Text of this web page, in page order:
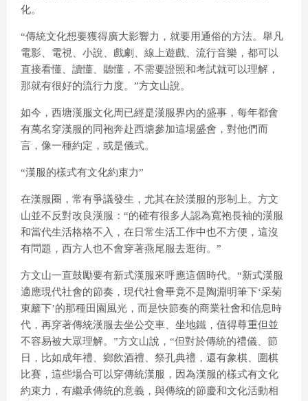
化。
“傳統文化想要獲得廣大影響力，就要用通俗的方法。舉凡
電影、電視、小說、戲劇、線上遊戲、流行音樂，都可以
直接看懂、讀懂、聽懂，不需要證照和考試就可以理解，
那就有很好的流行力度。”方文山說。
如今，西塘漢服文化周已經是漢服界內的盛事，每年都會
有萬名穿漢服的同袍奔赴西塘參加這場盛會，對他們而
言，像一種約定，或是儀式。
“漢服的樣式有文化約束力”
在漢服圈，常有爭議發生，尤其在於漢服的形制上。方文
山並不反對改良漢服：“的確有很多人認為寬袍長袖的漢服
和當代生活格格不入，在日常生活工作中也不方便，這沒
有問題，西方人也不會穿著燕尾服去逛街。”
方文山一直鼓勵要有新式漢服來呼應這個時代。“新式漢服
適應現代社會的節奏，現代社會畢竟不是陶淵明筆下‘采菊
東籬下’的那種田園風光，而是快節奏的商業社會和信息時
代，再穿著傳統漢服去坐公交車、坐地鐵，值得尊重但並
不容易被大眾理解。”方文山說，“但對於傳統的禮儀、節
日，比如成年禮、鄉飲酒禮、祭孔典禮，還有象棋、圍棋
比賽，這些場合可以穿傳統漢服，因為漢服的樣式有文化
約束力，有繼承傳統的意義，與傳統的節慶和文化活動相